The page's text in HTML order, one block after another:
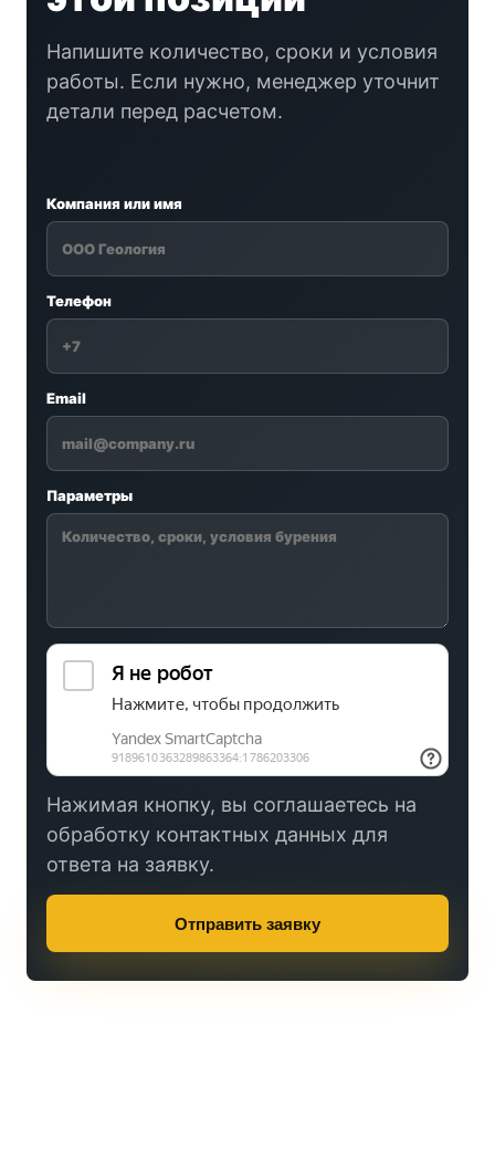
Напишите количество, сроки и условия
работы. Если нужно, менеджер уточнит
детали перед расчетом.
Компания или имя
Телефон
Email
Параметры
Нажимая кнопку, вы соглашаетесь на
обработку контактных данных для
ответа на заявку.
Отправить заявку